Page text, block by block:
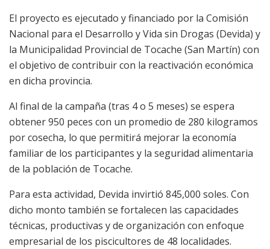
El proyecto es ejecutado y financiado por la Comisión
Nacional para el Desarrollo y Vida sin Drogas (Devida) y
la Municipalidad Provincial de Tocache (San Martín) con
el objetivo de contribuir con la reactivación económica
en dicha provincia.
Al final de la campaña (tras 4 o 5 meses) se espera
obtener 950 peces con un promedio de 280 kilogramos
por cosecha, lo que permitirá mejorar la economía
familiar de los participantes y la seguridad alimentaria
de la población de Tocache.
Para esta actividad, Devida invirtió 845,000 soles. Con
dicho monto también se fortalecen las capacidades
técnicas, productivas y de organización con enfoque
empresarial de los piscicultores de 48 localidades.